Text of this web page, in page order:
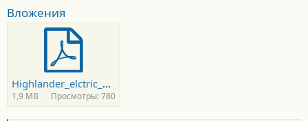
Вложения
Highlander_elctric_diags.pdf
1,9 MB Просмотры: 780